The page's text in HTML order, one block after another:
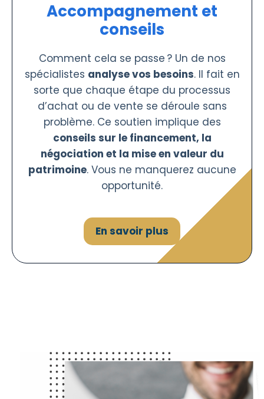
Accompagnement et
conseils
Comment cela se passe ? Un de nos
spécialistes analyse vos besoins. Il fait en
sorte que chaque étape du processus
d’achat ou de vente se déroule sans
problème. Ce soutien implique des
conseils sur le financement, la
négociation et la mise en valeur du
patrimoine. Vous ne manquerez aucune
opportunité.
En savoir plus